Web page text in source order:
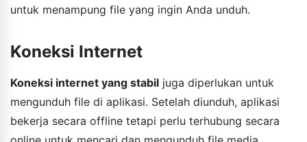
untuk menampung file yang ingin Anda unduh.
Koneksi Internet
Koneksi internet yang stabil juga diperlukan untuk
mengunduh file di aplikasi. Setelah diunduh, aplikasi
bekerja secara offline tetapi perlu terhubung secara